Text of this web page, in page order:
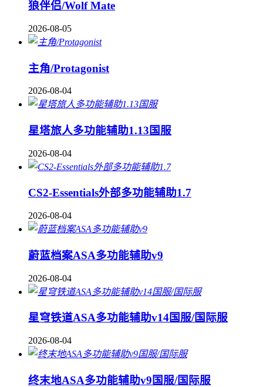
狼伴侣/Wolf Mate
2026-08-05
主角/Protagonist
2026-08-04
星塔旅人多功能辅助1.13国服
2026-08-04
CS2-Essentials外部多功能辅助1.7
2026-08-04
蔚蓝档案ASA多功能辅助v9
2026-08-04
星穹铁道ASA多功能辅助v14国服/国际服
2026-08-04
终末地ASA多功能辅助v9国服/国际服